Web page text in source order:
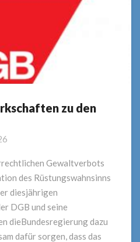
zu den
Gewaltverbots
des Rüstungswahnsinns
diesjährigen
DGB und seine
dieBundesregierung dazu
dafür sorgen, dass das